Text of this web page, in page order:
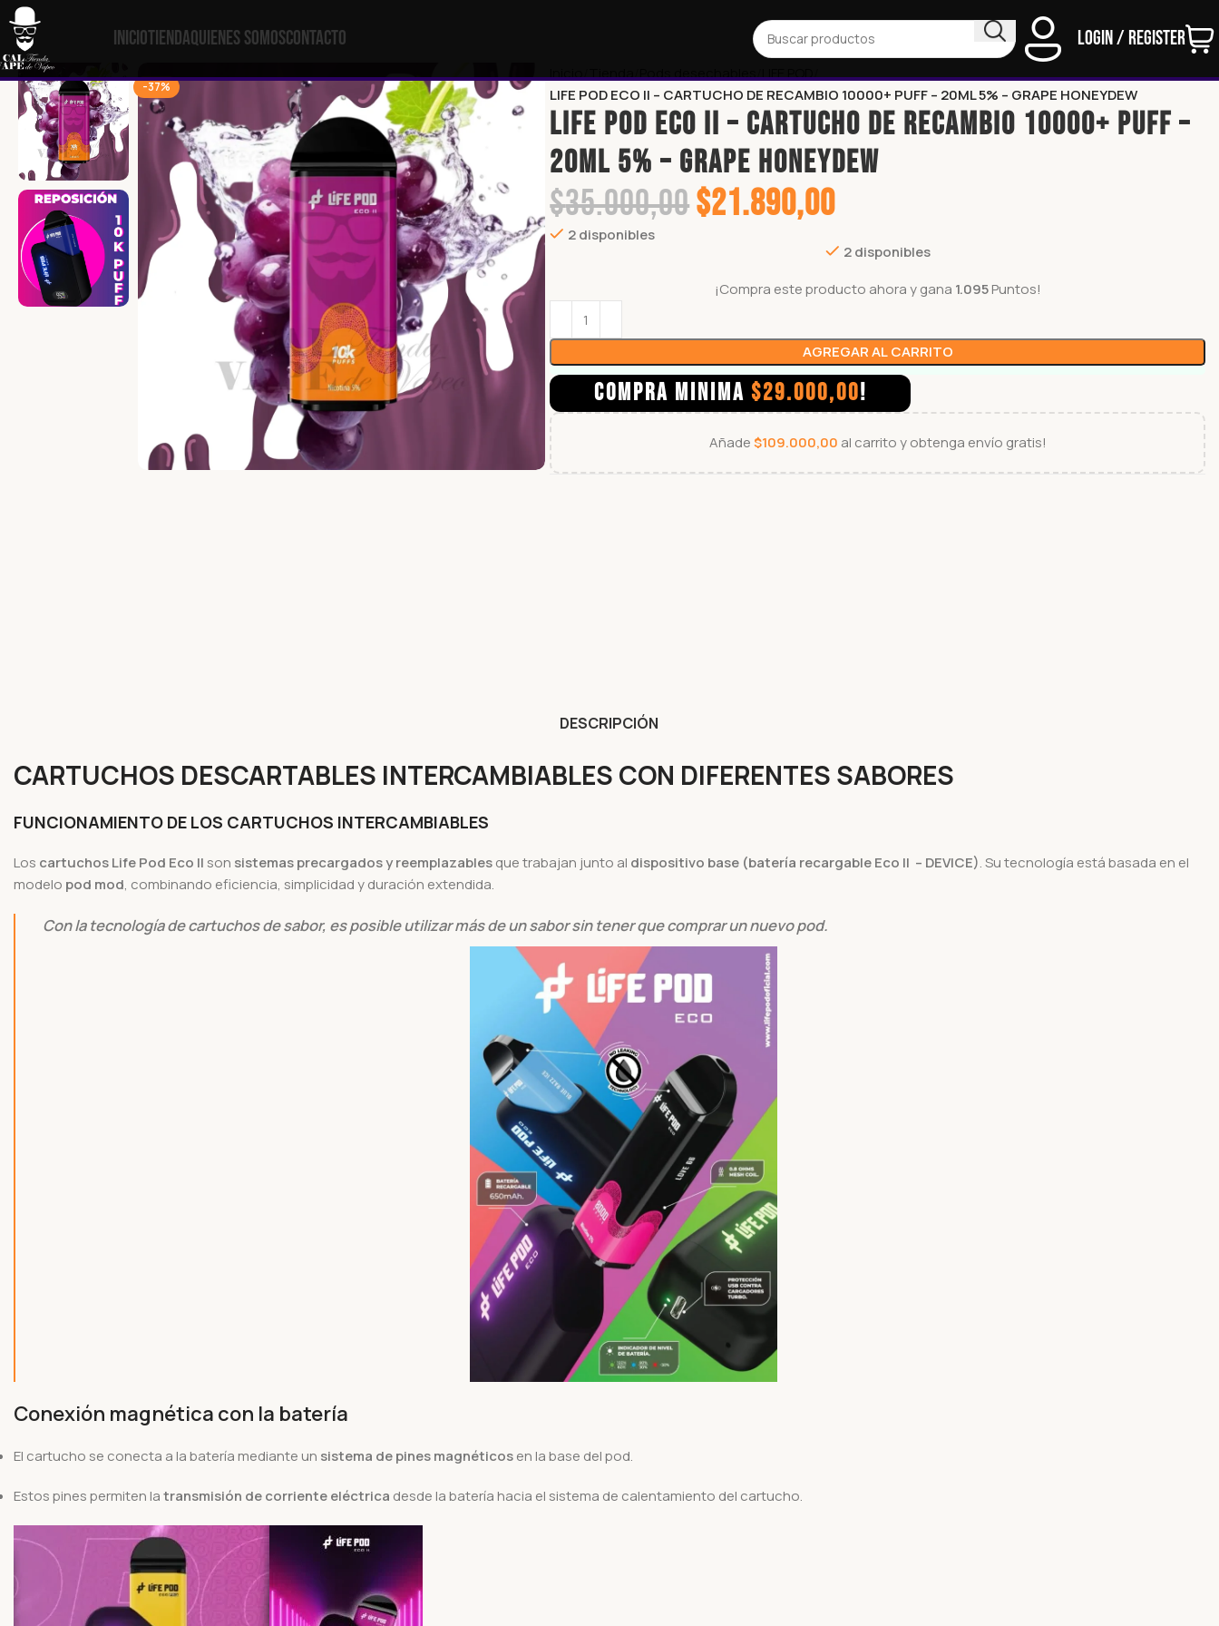
InicioTiendaQuienes SomosContacto Login / Register
-37%
Inicio Tienda Pods desechables LIFE POD
LIFE POD ECO II – CARTUCHO DE RECAMBIO 10000+ PUFF – 20ML 5% – GRAPE HONEYDEW
LIFE POD ECO II – CARTUCHO DE RECAMBIO 10000+ PUFF –
20ML 5% – GRAPE HONEYDEW
$35.000,00$21.890,00
2 disponibles
2 disponibles
¡Compra este producto ahora y gana 1.095Puntos!
AGREGAR AL CARRITO
COMPRA MINIMA $29.000,00!
Añade$109.000,00 al carrito y obtenga envío gratis!
DESCRIPCIÓN
CARTUCHOS DESCARTABLES INTERCAMBIABLES CON DIFERENTES SABORES
FUNCIONAMIENTO DE LOS CARTUCHOS INTERCAMBIABLES
Los cartuchos Life Pod Eco II son sistemas precargados y reemplazablesque trabajan junto al dispositivo base (batería recargable Eco II – DEVICE). Su tecnología está basada en el
modelo pod mod, combinando eficiencia, simplicidad y duración extendida.
Con la tecnología de cartuchos de sabor, es posible utilizar más de un sabor sin tener que comprar un nuevo pod.
Conexión magnética con la batería
El cartucho se conecta a la batería mediante un sistema de pines magnéticosen la base del pod.
Estos pines permiten latransmisión de corriente eléctrica desde la batería hacia el sistema de calentamiento del cartucho.